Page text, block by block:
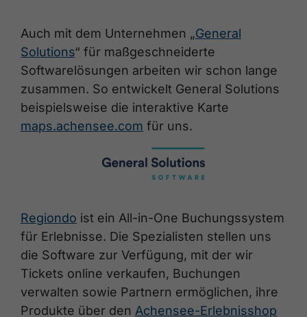
Auch mit dem Unternehmen „General
Solutions“ für maßgeschneiderte
Softwarelösungen arbeiten wir schon lange
zusammen. So entwickelt General Solutions
beispielsweise die interaktive Karte
maps.achensee.com für uns.
Regiondo ist ein All-in-One Buchungssystem
für Erlebnisse. Die Spezialisten stellen uns
die Software zur Verfügung, mit der wir
Tickets online verkaufen, Buchungen
verwalten sowie Partnern ermöglichen, ihre
Produkte über den Achensee-Erlebnisshop